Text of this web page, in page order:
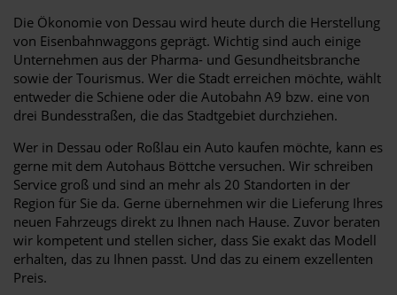
Die Ökonomie von Dessau wird heute durch die Herstellung
von Eisenbahnwaggons geprägt. Wichtig sind auch einige
Unternehmen aus der Pharma- und Gesundheitsbranche
sowie der Tourismus. Wer die Stadt erreichen möchte, wählt
entweder die Schiene oder die Autobahn A9 bzw. eine von
drei Bundesstraßen, die das Stadtgebiet durchziehen.
Wer in Dessau oder Roßlau ein Auto kaufen möchte, kann es
gerne mit dem Autohaus Böttche versuchen. Wir schreiben
Service groß und sind an mehr als 20 Standorten in der
Region für Sie da. Gerne übernehmen wir die Lieferung Ihres
neuen Fahrzeugs direkt zu Ihnen nach Hause. Zuvor beraten
wir kompetent und stellen sicher, dass Sie exakt das Modell
erhalten, das zu Ihnen passt. Und das zu einem exzellenten
Preis.